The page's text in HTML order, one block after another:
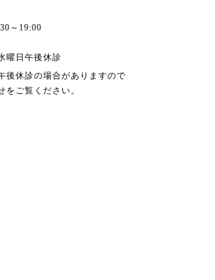
～19:00
曜日午後休診
後休診の場合がありますので
をご覧ください。